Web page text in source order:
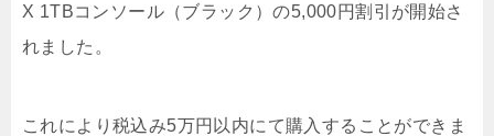
X 1TBコンソール（ブラック）の5,000円割引が開始さ
れました。
これにより税込み5万円以内にて購入することができま